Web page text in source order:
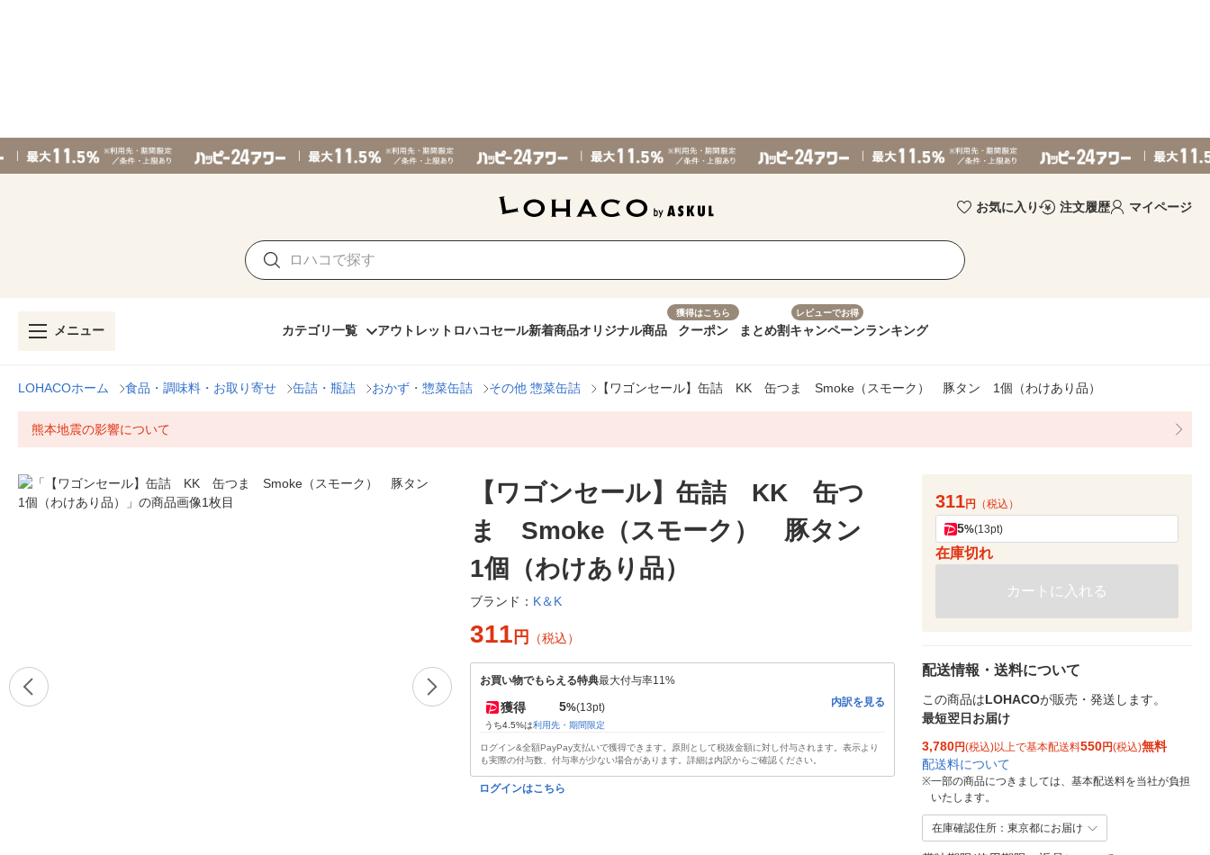
お気に入り 注文履歴 マイページ
メニュー カテゴリ一覧 アウトレット ロハコセール新着商品オリジナル商品
獲得はこちら
クーポン まとめ割
レビューでお得
キャンペーンランキング
LOHACOホーム 食品・調味料・お取り寄せ 缶詰・瓶詰 おかず・惣菜缶詰 その他 惣菜缶詰 【ワゴンセール】缶詰 KK 缶つま Smoke（スモーク） 豚タン 1個（わけあり品）
熊本地震の影響について
【ワゴンセール】缶詰 KK 缶つ
ま Smoke（スモーク） 豚タン
1個（わけあり品）
ブランド： K＆K
311 円 （税込）
お買い物でもらえる特典最大付与率11%
獲得 5%(13pt)
うち4.5%は利用先・期間限定
内訳を見る
ログイン&全額PayPay支払いで獲得できます。原則として税抜金額に対し付与されます。表示より
も実際の付与数、付与率が少ない場合があります。詳細は内訳からご確認ください。
ログインはこちら
311円 （税込）
5%(13pt)
在庫切れ
カートに入れる
配送情報・送料について
この商品はLOHACOが販売・発送します。
最短翌日お届け
3,780円(税込)以上で基本配送料550円(税込)無料
配送料について
※一部の商品につきましては、基本配送料を当社が負担
いたします。
在庫確認住所：東京都にお届け